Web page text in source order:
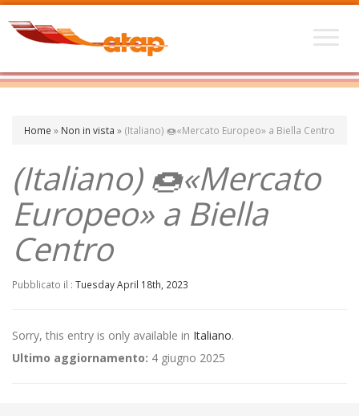
Home » Non in vista » (Italiano) 🍩«Mercato Europeo» a Biella Centro
(Italiano) 🍩«Mercato
Europeo» a Biella
Centro
Pubblicato il : Tuesday April 18th, 2023
Sorry, this entry is only available in Italiano.
Ultimo aggiornamento: 4 giugno 2025